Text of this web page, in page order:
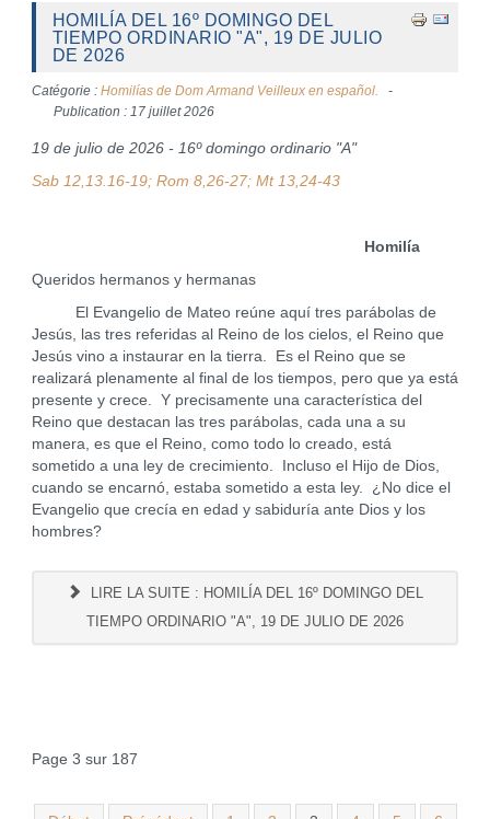
HOMILÍA DEL 16º DOMINGO DEL
TIEMPO ORDINARIO "A", 19 DE JULIO
DE 2026
Catégorie : Homilías de Dom Armand Veilleux en español.
Publication : 17 juillet 2026
19 de julio de 2026 - 16º domingo ordinario "A"
Sab 12,13.16-19; Rom 8,26-27; Mt 13,24-43
Homilía
Queridos hermanos y hermanas
El Evangelio de Mateo reúne aquí tres parábolas de
Jesús, las tres referidas al Reino de los cielos, el Reino que
Jesús vino a instaurar en la tierra. Es el Reino que se
realizará plenamente al final de los tiempos, pero que ya está
presente y crece. Y precisamente una característica del
Reino que destacan las tres parábolas, cada una a su
manera, es que el Reino, como todo lo creado, está
sometido a una ley de crecimiento. Incluso el Hijo de Dios,
cuando se encarnó, estaba sometido a esta ley. ¿No dice el
Evangelio que crecía en edad y sabiduría ante Dios y los
hombres?
LIRE LA SUITE : HOMILÍA DEL 16º DOMINGO DEL
TIEMPO ORDINARIO "A", 19 DE JULIO DE 2026
Page 3 sur 187